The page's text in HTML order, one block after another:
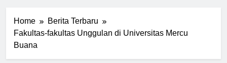
Home
Berita Terbaru
Fakultas-fakultas Unggulan di Universitas Mercu
Buana